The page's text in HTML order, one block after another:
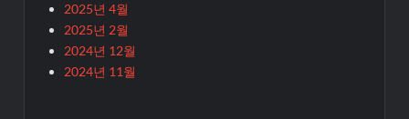
2025년 4월
2025년 2월
2024년 12월
2024년 11월